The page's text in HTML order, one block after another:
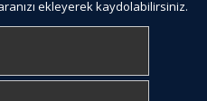
ekleyerek kaydolabilirsiniz.